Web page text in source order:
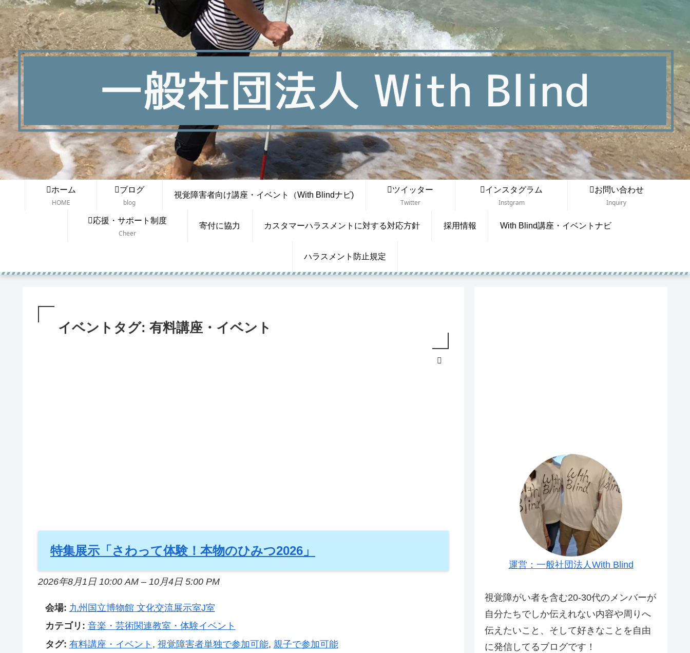
ホーム
HOME
ブログ
blog
視覚障害者向け講座・イベント（With Blindナビ)
ツイッター
Twitter
インスタグラム
Instgram
お問い合わせ
Inquiry
応援・サポート制度
Cheer
寄付に協力 カスタマーハラスメントに対する対応方針 採用情報 With Blind講座・イベントナビ
ハラスメント防止規定
イベントタグ: 有料講座・イベント
特集展示「さわって体験！本物のひみつ2026」
2026年8月1日 10:00 AM – 10月4日 5:00 PM
会場: 九州国立博物館 文化交流展示室J室
カテゴリ: 音楽・芸術関連教室・体験イベント
タグ: 有料講座・イベント , 視覚障害者単独で参加可能, 親子で参加可能
運営：一般社団法人With Blind
視覚障がい者を含む20-30代のメンバーが
自分たちでしか伝えれない内容や周りへ
伝えたいこと、そして好きなことを自由
に発信してるブログです！